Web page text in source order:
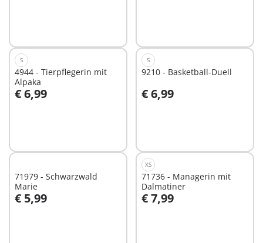
S
4944 - Tierpflegerin mit
Alpaka
€ 6,99
In den Warenkorb
S
9210 - Basketball-Duell
€ 6,99
71979 - Schwarzwald
Marie
€ 5,99
In den Warenkorb
XS
71736 - Managerin mit
Dalmatiner
€ 7,99
In den Warenkorb